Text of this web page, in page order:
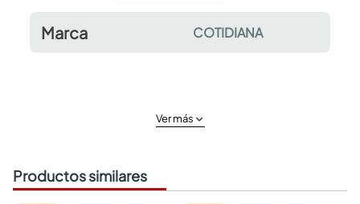
Marca COTIDIANA
Ver más
Productos similares